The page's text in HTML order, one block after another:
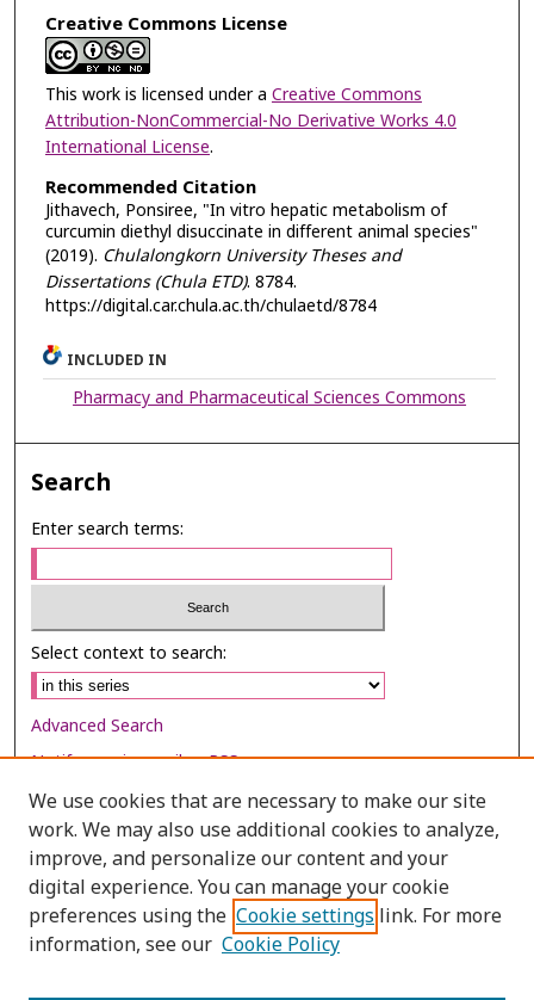
Creative Commons License
This work is licensed under a Creative Commons
Attribution-NonCommercial-No Derivative Works 4.0
International License.
Recommended Citation
Jithavech, Ponsiree, "In vitro hepatic metabolism of
curcumin diethyl disuccinate in different animal species"
(2019). Chulalongkorn University Theses and
Dissertations (Chula ETD). 8784.
https://digital.car.chula.ac.th/chulaetd/8784
INCLUDED IN
Pharmacy and Pharmaceutical Sciences Commons
Search
Enter search terms:
Select context to search:
Advanced Search
Notify me via email orRSS
Browse
Collections
Disciplines
Authors
We use cookies that are necessary to make our site
work. We may also use additional cookies to analyze,
improve, and personalize our content and your
digital experience. You can manage your cookie
preferences using the Cookie settings link. For more
information, see our Cookie Policy